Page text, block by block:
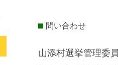
問い合わせ
山添村選挙管理委